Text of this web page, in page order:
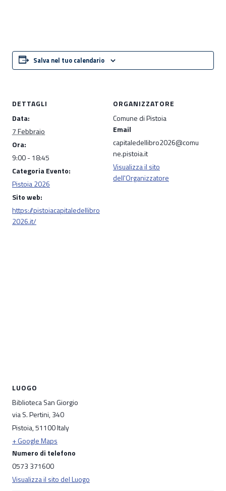
Salva nel tuo calendario
DETTAGLI
Data:
7 Febbraio
Ora:
9:00 - 18:45
Categoria Evento:
Pistoia 2026
Sito web:
https://pistoiacapitaledellibro
2026.it/
ORGANIZZATORE
Comune di Pistoia
Email
capitaledellibro2026@comu
ne.pistoia.it
Visualizza il sito
dell'Organizzatore
LUOGO
Biblioteca San Giorgio
via S. Pertini, 340
Pistoia,51100Italy
+ Google Maps
Numero di telefono
0573 371600
Visualizza il sito del Luogo